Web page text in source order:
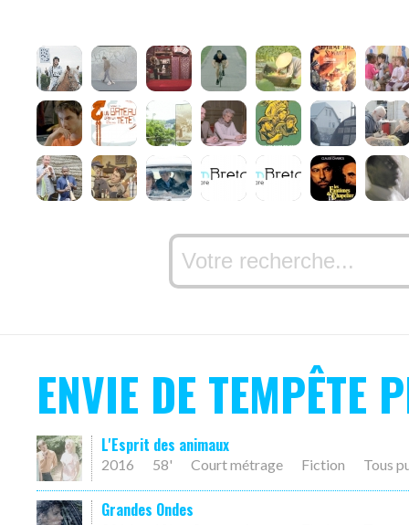
ENVIE DE TEMPÊTE
L'Esprit des animaux
2016 58' Court métrage Fiction Tous
Grandes Ondes